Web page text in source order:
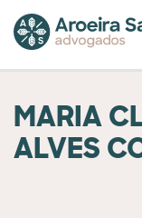
MARIA
ALVES